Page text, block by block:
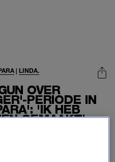
OVER
PERIODE IN
'IK HEB
GEMAAKT'
| LINDA.
‘Helemaal Para’ op ons